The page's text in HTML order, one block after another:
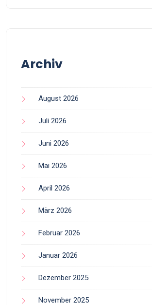
Archiv
August 2026
Juli 2026
Juni 2026
Mai 2026
April 2026
März 2026
Februar 2026
Januar 2026
Dezember 2025
November 2025